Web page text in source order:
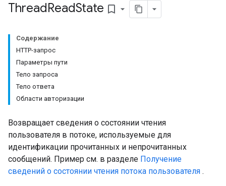
ThreadReadState bookmark_border
Содержание
HTTP-запрос
Параметры пути
Тело запроса
Тело ответа
Области авторизации
Возвращает сведения о состоянии чтения
пользователя в потоке, используемые для
идентификации прочитанных и непрочитанных
сообщений. Пример см. в разделе Получение
сведений о состоянии чтения потока пользователя .